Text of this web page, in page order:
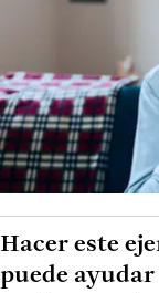
Hacer este
puede